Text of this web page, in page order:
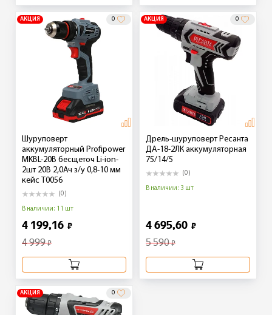
АКЦИЯ 0
Шуруповерт
аккумуляторный Profipower
MKBL-20B бесщеточ Li-ion-
2шт 20В 2,0Ач з/у 0,8-10 мм
кейс T0056
(0)
В наличии: 11 шт
4 199,16 ₽
4 999₽
АКЦИЯ 0
Дрель-шуруповерт Ресанта
ДА-18-2ЛК аккумуляторная
75/14/5
(0)
В наличии: 3 шт
4 695,60 ₽
5 590₽
АКЦИЯ 0